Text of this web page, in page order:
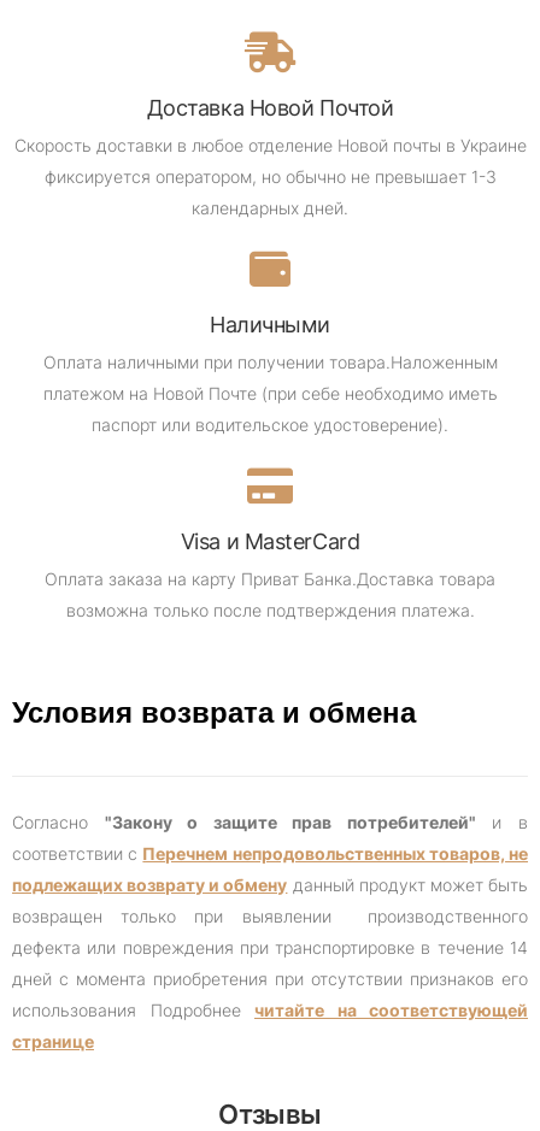
Доставка Новой Почтой
Скорость доставки в любое отделение Новой почты в Украине
фиксируется оператором, но обычно не превышает 1-3
календарных дней.
Наличными
Оплата наличными при получении товара.Наложенным
платежом на Новой Почте (при себе необходимо иметь
паспорт или водительское удостоверение).
Visa и MasterCard
Оплата заказа на карту Приват Банка.Доставка товара
возможна только после подтверждения платежа.
Условия возврата и обмена
Согласно "Закону о защите прав потребителей" и в
соответствии с Перечнем непродовольственных товаров, не
подлежащих возврату и обмену данный продукт может быть
возвращен только при выявлении производственного
дефекта или повреждения при транспортировке в течение 14
дней с момента приобретения при отсутствии признаков его
использования Подробнее читайте на соответствующей
странице
Отзывы